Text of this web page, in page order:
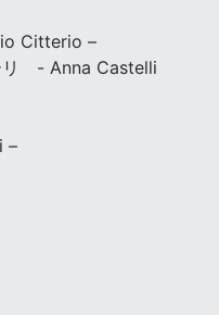
Citterio –
リ - Anna Castelli
–